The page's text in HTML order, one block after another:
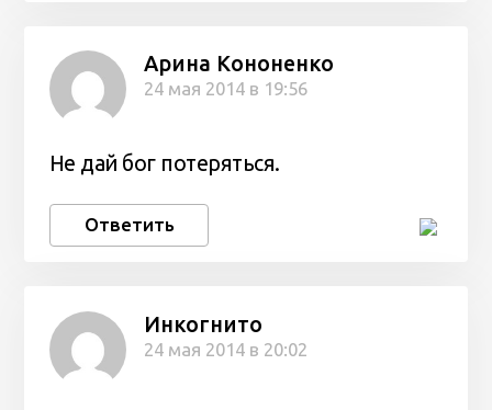
Арина Кононенко
24 мая 2014 в 19:56
Не дай бог потеряться.
Ответить
Инкогнито
24 мая 2014 в 20:02